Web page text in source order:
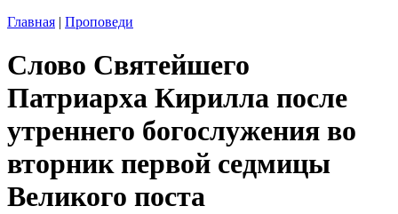
Главная | Проповеди
Слово Святейшего
Патриарха Кирилла после
утреннего богослужения во
вторник первой седмицы
Великого поста